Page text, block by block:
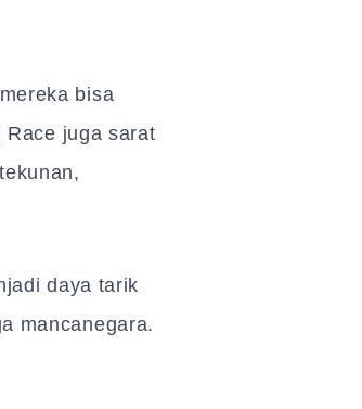
bisa
juga sarat
daya tarik
mancanegara.